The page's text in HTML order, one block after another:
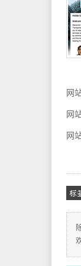
买
网
网
网
相